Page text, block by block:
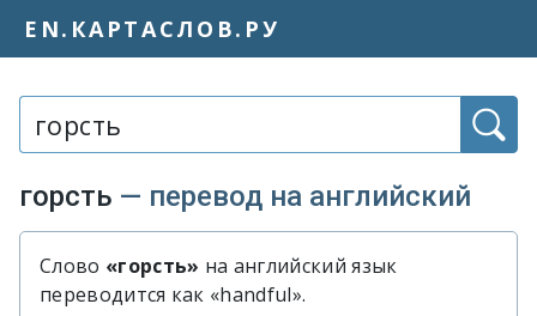
EN.КАРТАСЛОВ.РУ
горсть — перевод на английский
Быстрый перевод слова «горсть»
Слово «горсть» на английский язык
переводится как «handful».